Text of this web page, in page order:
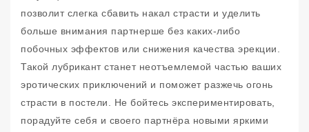
позволит слегка сбавить накал страсти и уделить
больше внимания партнерше без каких-либо
побочных эффектов или снижения качества эрекции.
Такой лубрикант станет неотъемлемой частью ваших
эротических приключений и поможет разжечь огонь
страсти в постели. Не бойтесь экспериментировать,
порадуйте себя и своего партнёра новыми яркими